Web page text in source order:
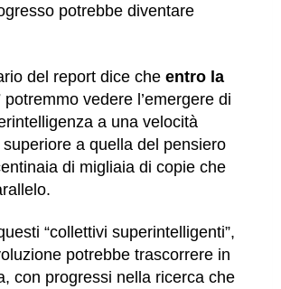
potrebbe diventare
del report dice che entro la
potremmo vedere l’emergere di
a una velocità
a quella del pensiero
di migliaia di copie che
“collettivi superintelligenti”,
potrebbe trascorrere in
con progressi nella ricerca che